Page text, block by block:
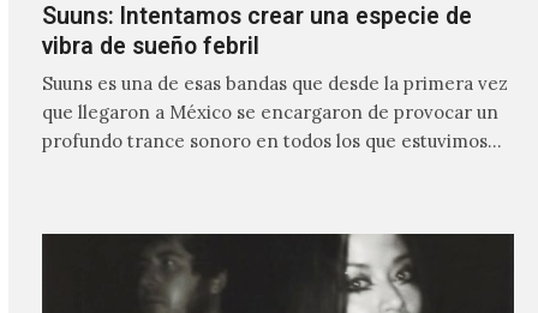
Suuns: Intentamos crear una especie de
vibra de sueño febril
Suuns es una de esas bandas que desde la primera vez
que llegaron a México se encargaron de provocar un
profundo trance sonoro en todos los que estuvimos